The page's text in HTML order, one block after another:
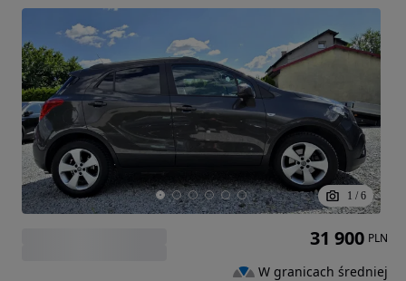
1 / 6
31 900 PLN
W granicach średniej